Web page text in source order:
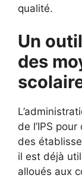
qualité.
Un
des
de l’IPS
des
il est déjà
alloués aux